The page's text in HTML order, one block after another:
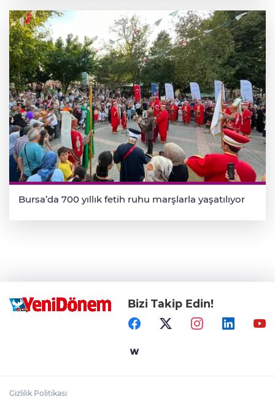
Bursa’da 700 yıllık fetih ruhu marşlarla yaşatılıyor
Bizi Takip Edin!
Gizlilik Politikası